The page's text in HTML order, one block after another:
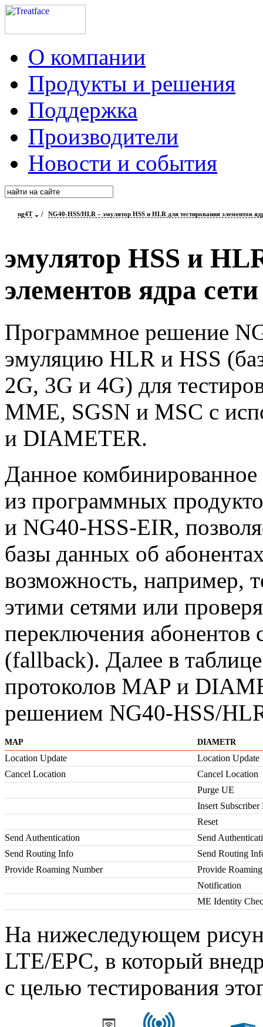
О компании
Продукты и решения
Поддержка
Производители
Новости и события
ng4T / NG40-HSS/HLR – эмулятор HSS и HLR для тестирования элементов
эмулятор HSS и
элементов ядра сети
Программное решение
эмуляцию HLR и HSS
2G, 3G и 4G) для
MME, SGSN и MSC с
и DIAMETER.
Данное комбинированное
из программных
и NG40-HSS-EIR,
базы данных об
возможность, например,
этими сетями или
переключения абонентов
(fallback). Далее в
протоколов MAP и
решением NG40-HSS/
MAP DIAMETR
Location Update
Location Update
Cancel Location
Cancel Location
Purge UE
Insert Subscriber
Reset
Send Authentication
Send
Send Routing Info
Send Routing
Provide Roaming Number
Provide
Notification
ME Identity
На нижеследующем
LTE/EPC, в который
с целью тестирования